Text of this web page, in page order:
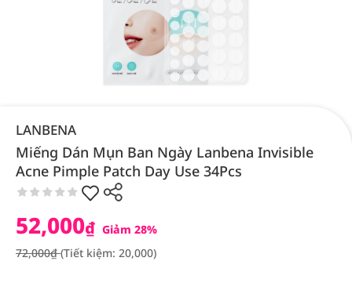
LANBENA
Miếng Dán Mụn Ban Ngày Lanbena Invisible
Acne Pimple Patch Day Use 34Pcs
52,000₫ Giảm 28%
72,000₫(Tiết kiệm: 20,000)